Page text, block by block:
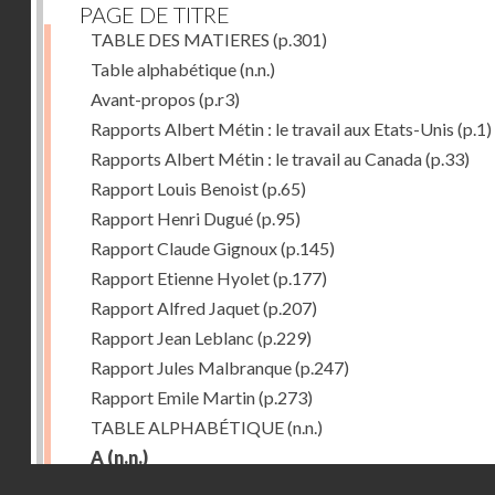
PAGE DE TITRE
TABLE DES MATIERES (p.301)
Table alphabétique(n.n.)
Avant-propos (p.r3)
Rapports Albert Métin : le travail aux Etats-Unis (p.1)
Rapports Albert Métin : le travail au Canada(p.33)
Rapport Louis Benoist(p.65)
Rapport Henri Dugué(p.95)
Rapport Claude Gignoux(p.145)
Rapport Etienne Hyolet(p.177)
Rapport Alfred Jaquet(p.207)
Rapport Jean Leblanc (p.229)
Rapport Jules Malbranque(p.247)
Rapport Emile Martin(p.273)
TABLE ALPHABÉTIQUE(n.n.)
A (n.n.)